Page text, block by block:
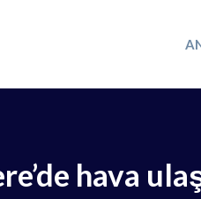
hava